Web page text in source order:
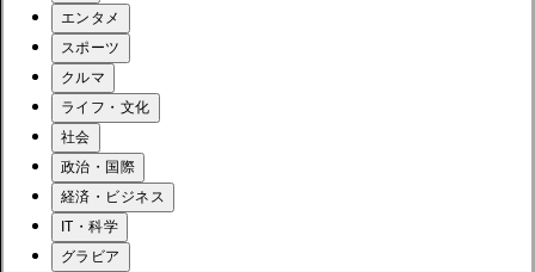
エンタメ
スポーツ
クルマ
ライフ・文化
社会
政治・国際
経済・ビジネス
IT・科学
グラビア